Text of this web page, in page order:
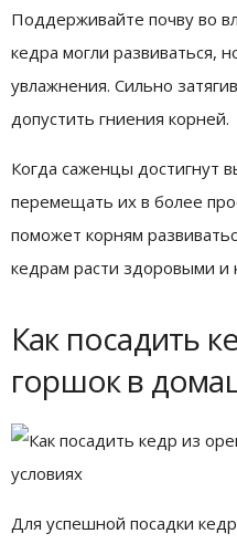
Поддерживайте почву во
кедра могли развиваться,
увлажнения. Сильно
допустить гниения корней.
Когда саженцы достигнут
перемещать их в более
поможет корням
кедрам расти здоровыми и
Как посадить
горшок в
Для успешной посадки